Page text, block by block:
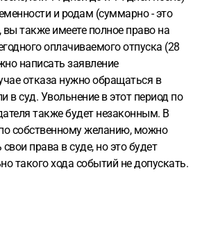
и родам (суммарно - это
также имеете полное право на
оплачиваемого отпуска (28
написать заявление
отказа нужно обращаться в
в суд. Увольнение в этот период по
также будет незаконным. В
собственному желанию, можно
права в суде, но это будет
такого хода событий не допускать.